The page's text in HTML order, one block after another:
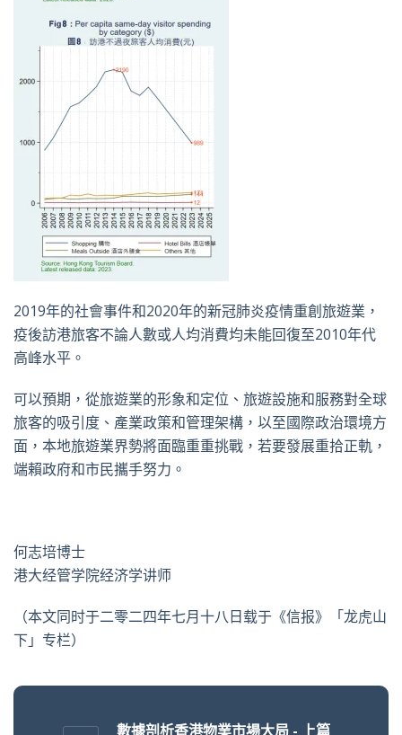
2019年的社會事件和2020年的新冠肺炎疫情重創旅遊業，
疫後訪港旅客不論人數或人均消費均未能回復至2010年代
高峰水平。
可以預期，從旅遊業的形象和定位、旅遊設施和服務對全球
旅客的吸引度、產業政策和管理架構，以至國際政治環境方
面，本地旅遊業界勢將面臨重重挑戰，若要發展重拾正軌，
端賴政府和市民攜手努力。
何志培博士
港大经管学院经济学讲师
（本文同时于二零二四年七月十八日载于《信报》「龙虎山
下」专栏）
數據剖析香港物業市場大局 - 上篇